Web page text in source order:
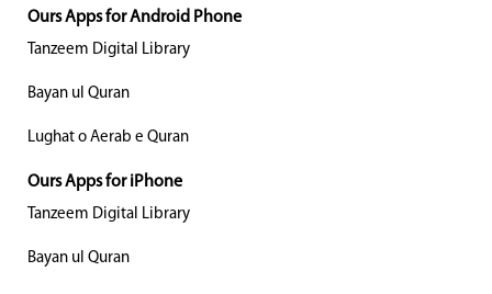
Ours Apps for Android Phone
Tanzeem Digital Library
Bayan ul Quran
Lughat o Aerab e Quran
Ours Apps for iPhone
Tanzeem Digital Library
Bayan ul Quran